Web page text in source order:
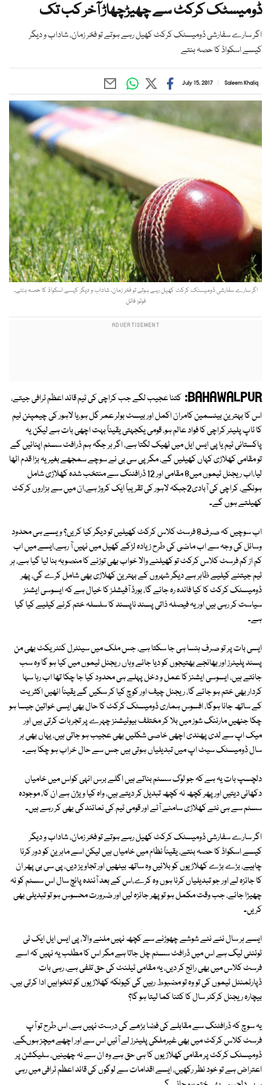
ڈومیسٹک کرکٹ سے چھیڑچھاڑ آخر کب تک
اگر سارے سفارشی ڈومیسٹک کرکٹ کھیل رہے ہوتے تو فخر زمان، شاداب و دیگر
کیسے اسکواڈ کا حصہ بنتے
Saleem Khaliq
July 15, 2017
اگر سارے سفارشی ڈومیسٹک کرکٹ کھیل رہے ہوتے تو فخر زمان، شاداب و دیگر کیسے اسکواڈ کا حصہ بنتے۔
فوٹو: فائل
BAHAWALPUR: کتنا عجیب لگے جب کراچی کی ٹیم قائد اعظم ٹرافی جیتے،
اس کا بہترین بیٹسمین کامران اکمل اور بیسٹ بولر عمر گل ہو،یا لاہور کی چیمپئن ٹیم
کا ٹاپ پلیئر کراچی کا فواد عالم ہو، قومی یکجہتی یقیناً بہت اچھی بات ہے لیکن یہ
پاکستانی ٹیم یا پی ایس ایل میں ٹھیک لگتا ہے، اگر ہر جگہ ہم ڈرافٹ سسٹم اپنائیں گے
تو مقامی کھلاڑی کہاں کھیلیں گے، مگر پی سی بی نے سوچے سمجھے بغیر یہ بڑا قدم اٹھا
لیا،اب ریجنل ٹیموں میں8 مقامی اور 12 ڈرافٹنگ سے منتخب شدہ کھلاڑی شامل
ہونگے، کراچی کی آبادی2جبکہ لاہور کی تقریباً ایک کروڑ ہے،ان میں سے ہزاروں کرکٹ
کھیلتے ہوں گے۔
اب سوچیں کہ صرف8 فرسٹ کلاس کرکٹ کھیلیں تو دیگر کیا کریں؟ ویسے ہی محدود
وسائل کی وجہ سے اب ماضی کی طرح زیادہ لڑکے کھیل میں نہیں آ رہے،ایسے میں اب
کم از کم فرسٹ کلاس کرکٹ تو کھیلنے والا خواب بھی توڑنے کا منصوبہ بنا لیا گیا ہے، ہر
ٹیم جیتنے کیلیے ظاہر ہے دیگر شہروں کے بہترین کھلاڑی بھی شامل کرے گی، پھر
ڈومیسٹک کرکٹ کا کیا فائدہ رہ جائے گا، بورڈ آفیشلز کا خیال ہے کہ ایسوسی ایشنز
سیاست کر رہی ہیں اور یہ فیصلہ ذاتی پسند ناپسند کا سلسلہ ختم کرنے کیلیے کیا گیا
ہے۔
ایسی بات پر تو صرف ہنسا ہی جا سکتا ہے، جس ملک میں سینٹرل کنٹریکٹ بھی من
پسند پلیئرز اور بھانجے بھتیجوں کو دیا جائے وہاں ریجنل ٹیموں میں کیا ہو گا وہ سب
جانتے ہیں، ایسوسی ایشنز کا عمل و دخل پہلے ہی محدود کیا جا چکا تھا اب رہا سہا
کردار بھی ختم ہو جائے گا، ریجنل چیف اور کوچ کیا کر سکیں گے یقیناً انھیں اکثریت
کے ساتھ جانا ہوگا، افسوس ہماری ڈومیسٹک کرکٹ کا حال بھی ایسی خواتین جیسا ہو
چکا جنھیں مارننگ شوز میں بلا کر مختلف بیوٹیشنز چہرے پر تجربات کرتی ہیں اور
میک اپ سے لدی پھندی اچھی خاصی شکلیں بھی عجیب ہو جاتی ہیں، یہاں بھی ہر
سال ڈومیسٹک سیٹ اپ میں تبدیلیاں ہوتی ہیں جس سے حال خراب ہو چکا ہے۔
دلچسپ بات یہ ہے کہ جو لوگ سسٹم بناتے ہیں اگلے برس انہی کواس میں خامیاں
دکھائی دیتیں اور پھر کچھ نہ کچھ تبدیل کر دیتے ہیں، واہ کیا ویژن ہے ان کا، موجودہ
سسٹم سے ہی نئے کھلاڑی سامنے آئے اور قومی ٹیم کی نمائندگی بھی کر رہے ہیں۔
اگر سارے سفارشی ڈومیسٹک کرکٹ کھیل رہے ہوتے تو فخر زمان، شاداب و دیگر
کیسے اسکواڈ کا حصہ بنتے، یقیناً نظام میں خامیاں ہیں لیکن اسے ماہرین کو دور کرنا
چاہیے، بڑے بڑے کھلاڑیوں کو بلائیں وہ ساتھ بیٹھیں اور تجاویز دیں، پی سی بی پھر ان
کا جائزہ لے اور جو تبدیلیاں کرنا ہوں وہ کرے،اس کے بعد آئندہ پانچ سال اس سسٹم کو نہ
چھیڑا جائے، جب وقت مکمل ہو تو پھر جائزہ لیں اور ضرورت محسوس ہو تو تبدیلی بھی
کریں۔
ایسے ہر سال نئے نئے شوشے چھوڑنے سے کچھ نہیں ملنے والا، پی ایس ایل ایک ٹی
ٹوئنٹی لیگ ہے اس میں ڈرافٹ سسٹم چل جاتا ہے مگر اس کا مطلب یہ نہیں کہ اسے
فرسٹ کلاس میں بھی رائج کر دیں، یہ مقامی ٹیلنٹ کی حق تلفی ہے، رہی بات
ڈپارٹمنٹل ٹیموں کی تو وہ تو مضبوط رہیں گی کیونکہ کھلاڑیوں کو تنخواہیں ادا کرتی ہیں،
بیچارہ ریجنل کرکٹر سال کا کتنا کما لیتا ہو گا؟
یہ سوچ کہ ڈرافٹنگ سے مقابلے کی فضا بڑھے گی درست نہیں ہے، اس طرح تو آپ
فرسٹ کلاس کرکٹ میں بھی غیرملکی پلیئرز لے آئیں اس سے اور اچھے میچز ہوںگے،
ڈومیسٹک کرکٹ پر مقامی کھلاڑیوں کا ہی حق ہے وہ ان سے نہ چھینیں، سلیکشن پر
اعتراض ہے تو خود نظر رکھیں، ایسے اقدامات سے لوگوں کی قائد اعظم ٹرافی میں رہی